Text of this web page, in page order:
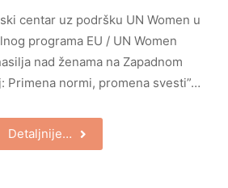
centar uz podršku UN Women u
programa EU / UN Women
nad ženama na Zapadnom
Primena normi, promena svesti”…
Detaljnije…